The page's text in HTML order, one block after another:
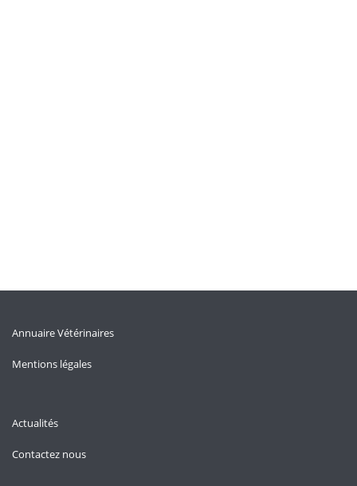
Annuaire Vétérinaires
Mentions légales
Actualités
Contactez nous